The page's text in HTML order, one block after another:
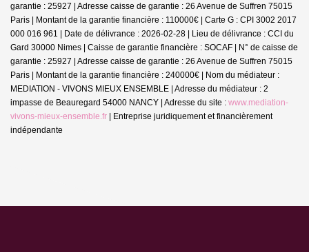
garantie : 25927 | Adresse caisse de garantie : 26 Avenue de Suffren 75015
Paris | Montant de la garantie financière : 110000€ | Carte G : CPI 3002 2017
000 016 961 | Date de délivrance : 2026-02-28 | Lieu de délivrance : CCI du
Gard 30000 Nimes | Caisse de garantie financière : SOCAF | N° de caisse de
garantie : 25927 | Adresse caisse de garantie : 26 Avenue de Suffren 75015
Paris | Montant de la garantie financière : 240000€ | Nom du médiateur :
MEDIATION - VIVONS MIEUX ENSEMBLE | Adresse du médiateur : 2
impasse de Beauregard 54000 NANCY | Adresse du site : www.mediation-
vivons-mieux-ensemble.fr | Entreprise juridiquement et financièrement
indépendante